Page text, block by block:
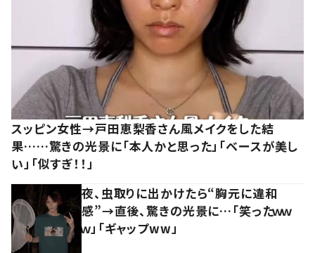
スッピン女性→戸田恵梨香さん風メイクをした結
果……驚きの光景に「本人かと思った」「ベースが美し
い」「似すぎ！！」
夜、虫取りに出かけたら“胸元に違和
感”→直後、驚きの光景に…「笑ったｗｗ
ｗ」「ギャップww」